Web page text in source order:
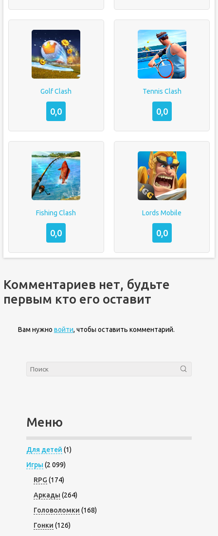
Golf Clash
0,0
Tennis Clash
0,0
Fishing Clash
0,0
Lords Mobile
0,0
Комментариев нет, будьте
первым кто его оставит
Вам нужно войти, чтобы оставить комментарий.
Меню
Для детей (1)
Игры (2 099)
RPG (174)
Аркады (264)
Головоломки (168)
Гонки (126)